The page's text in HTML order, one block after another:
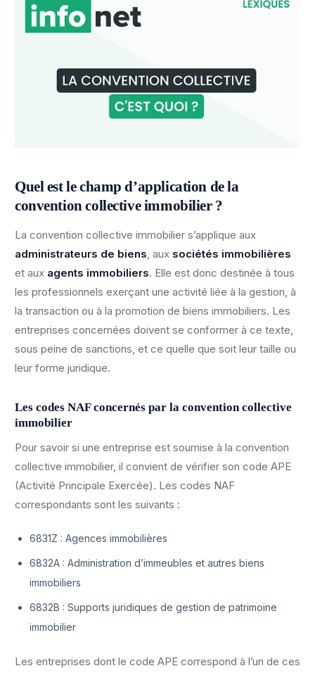
Quel est le champ d’application de la
convention collective immobilier ?
La convention collective immobilier s’applique aux
administrateurs de biens, aux sociétés immobilières
et aux agents immobiliers. Elle est donc destinée à tous
les professionnels exerçant une activité liée à la gestion, à
la transaction ou à la promotion de biens immobiliers. Les
entreprises concernées doivent se conformer à ce texte,
sous peine de sanctions, et ce quelle que soit leur taille ou
leur forme juridique.
Les codes NAF concernés par la convention collective
immobilier
Pour savoir si une entreprise est soumise à la convention
collective immobilier, il convient de vérifier son code APE
(Activité Principale Exercée). Les codes NAF
correspondants sont les suivants :
6831Z : Agences immobilières
6832A : Administration d’immeubles et autres biens
immobiliers
6832B : Supports juridiques de gestion de patrimoine
immobilier
Les entreprises dont le code APE correspond à l’un de ces